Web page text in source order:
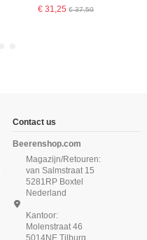
€ 31,25€ 37,50
Contact us
Beerenshop.com
Magazijn/Retouren:
van Salmstraat 15
5281RP Boxtel
Nederland
Kantoor:
Molenstraat 46